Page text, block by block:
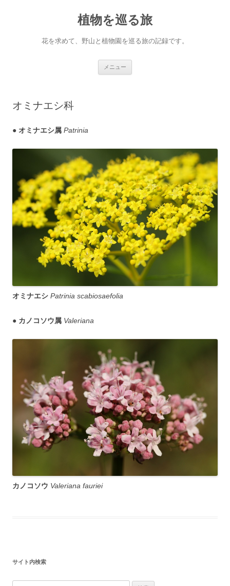
植物を巡る旅
花を求めて、野山と植物園を巡る旅の記録です。
メニュー
オミナエシ科
● オミナエシ属 Patrinia
オミナエシ Patrinia scabiosaefolia
● カノコソウ属 Valeriana
カノコソウ Valeriana fauriei
サイト内検索